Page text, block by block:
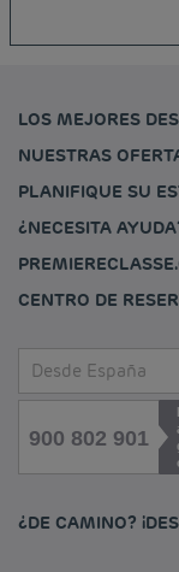
LOS MEJORES
Hoteles baratos
NUESTRAS
Tarifa del miembro
PLANIFIQUE SU
Mi reserva
Politique animaux de
¿NECESITA
Tax policy
Empleo
Jin Jiang International
CENTRO DE
Desde España
900 802 901
¿DE CAMINO?